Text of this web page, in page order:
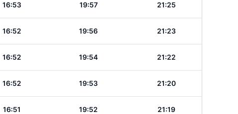
16:53 19:57 21:25
16:52 19:56 21:23
16:52 19:54 21:22
16:52 19:53 21:20
16:51 19:52 21:19